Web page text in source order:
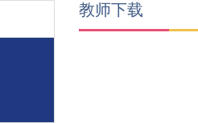
教师下载